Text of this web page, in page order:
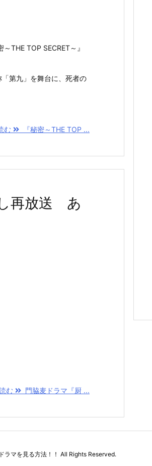
THE TOP SECRET～』
第九」を舞台に、死者の
む 『秘密～THE TOP ...
再放送 あ
む 門脇麦ドラマ『厨 ...
ラマを見る方法！！ All Rights Reserved.